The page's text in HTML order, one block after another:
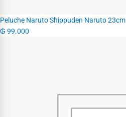
Peluche Naruto Shippuden Naruto 23cm
₲ 99.000